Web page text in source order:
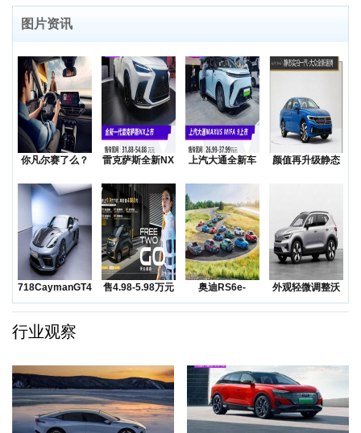
图片资讯
你凡尔赛了么？
降价
雷克萨斯全新NX
上汽大通全新车
颜值再升级静态
718CaymanGT4RS
领衔
售4.98-5.98万元
五菱Na
奥迪RS6e-
tron/TTe-
外观轻微调整沃
尔沃发布海外版
行业观察